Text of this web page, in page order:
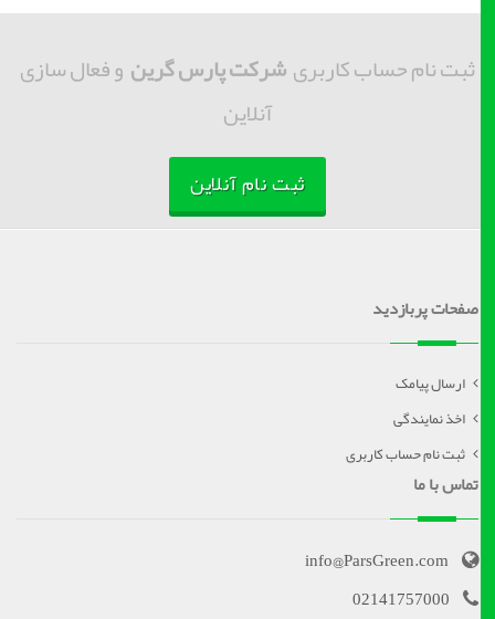
ثبت نام حساب کاربریشرکت پارس گرینو فعال سازی
آنلاین
ثبت نام آنلاین
صفحات پربازدید
ارسال پیامک
اخذ نمایندگی
ثبت نام حساب کاربری
تماس با ما
info@ParsGreen.com
02141757000